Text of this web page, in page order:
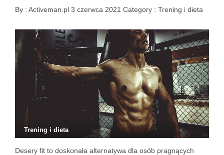
By : Activeman.pl 3 czerwca 2021 Category : Trening i dieta
Trening i dieta
Desery fit to doskonała alternatywa dla osób pragnących